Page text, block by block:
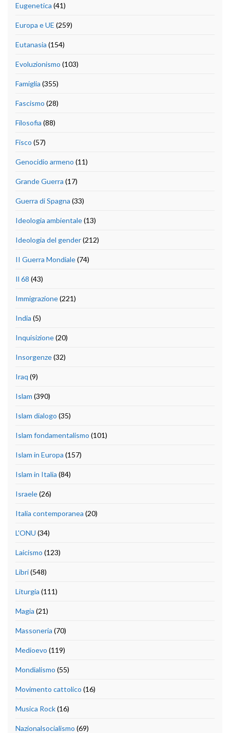
Eugenetica (41)
Europa e UE (259)
Eutanasia (154)
Evoluzionismo (103)
Famiglia (355)
Fascismo (28)
Filosofia (88)
Fisco (57)
Genocidio armeno (11)
Grande Guerra (17)
Guerra di Spagna (33)
Ideologia ambientale(13)
Ideologia del gender(212)
II Guerra Mondiale(74)
Il 68 (43)
Immigrazione(221)
India (5)
Inquisizione(20)
Insorgenze(32)
Iraq (9)
Islam (390)
Islam dialogo (35)
Islam fondamentalismo (101)
Islam in Europa (157)
Islam in Italia (84)
Israele(26)
Italia contemporanea (20)
L'ONU (34)
Laicismo (123)
Libri(548)
Liturgia (111)
Magia (21)
Massoneria (70)
Medioevo (119)
Mondialismo (55)
Movimento cattolico (16)
Musica Rock(16)
Nazionalsocialismo (69)